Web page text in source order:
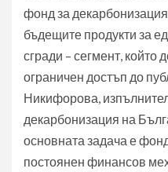
фонд за
бъдещите продукти за
сгради – сегмент, който
ограничен достъп до
Никифорова,
декарбонизация на
основната задача е
постоянен финансов